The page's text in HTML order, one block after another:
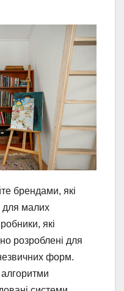
брендами, які
для малих
які
розроблені для
форм.
алгоритми